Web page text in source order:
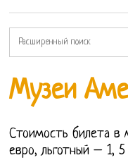
Музеи
Стоимость билета в
евро, льготный – 1, 5